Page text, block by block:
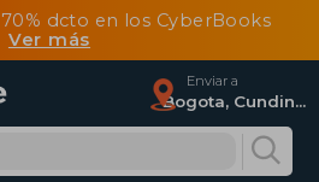
dcto en los CyberBooks
Ver más
Enviar a
Bogota, Cundinamarca